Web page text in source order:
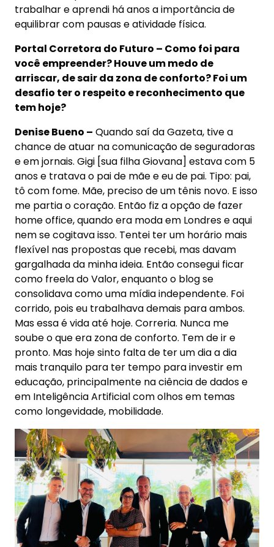
trabalhar e aprendi há anos a importância de
equilibrar com pausas e atividade física.
Portal Corretora do Futuro – Como foi para
você empreender? Houve um medo de
arriscar, de sair da zona de conforto? Foi um
desafio ter o respeito e reconhecimento que
tem hoje?
Denise Bueno – Quando saí da Gazeta, tive a
chance de atuar na comunicação de seguradoras
e em jornais. Gigi [sua filha Giovana] estava com 5
anos e tratava o pai de mãe e eu de pai. Tipo: pai,
tô com fome. Mãe, preciso de um tênis novo. E isso
me partia o coração. Então fiz a opção de fazer
home office, quando era moda em Londres e aqui
nem se cogitava isso. Tentei ter um horário mais
flexível nas propostas que recebi, mas davam
gargalhada da minha ideia. Então consegui ficar
como freela do Valor, enquanto o blog se
consolidava como uma mídia independente. Foi
corrido, pois eu trabalhava demais para ambos.
Mas essa é vida até hoje. Correria. Nunca me
soube o que era zona de conforto. Tem de ir e
pronto. Mas hoje sinto falta de ter um dia a dia
mais tranquilo para ter tempo para investir em
educação, principalmente na ciência de dados e
em Inteligência Artificial com olhos em temas
como longevidade, mobilidade.